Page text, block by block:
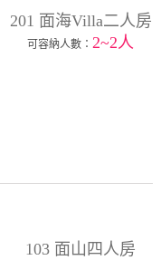
201 面海Villa二人房
可容納人數： 2~2人
103 面山四人房